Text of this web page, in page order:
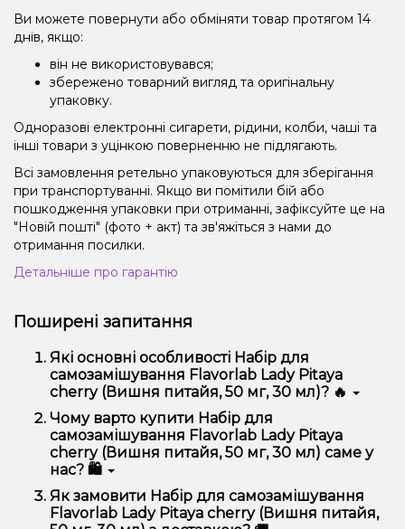
Ви можете повернути або обміняти товар протягом 14
днів, якщо:
він не використовувався;
збережено товарний вигляд та оригінальну
упаковку.
Одноразові електронні сигарети, рідини, колби, чаші та
інші товари з уцінкою поверненню не підлягають.
Всі замовлення ретельно упаковуються для зберігання
при транспортуванні. Якщо ви помітили бій або
пошкодження упаковки при отриманні, зафіксуйте це на
"Новій пошті" (фото + акт) та зв'яжіться з нами до
отримання посилки.
Детальніше про гарантію
Поширені запитання
Які основні особливості Набір для
самозамішування Flavorlab Lady Pitaya
cherry (Вишня питайя, 50 мг, 30 мл)? 🔥
Набір для самозамішування Flavorlab Lady Pitaya
cherry (Вишня питайя, 50 мг, 30 мл) відрізняється
високою якістю, зручністю використання та
надійністю.
Чому варто купити Набір для
самозамішування Flavorlab Lady Pitaya
cherry (Вишня питайя, 50 мг, 30 мл) саме у
нас? 🛍️
Ми пропонуємо тільки оригінальну продукцію,
широкий асортимент, вигідні ціни та швидку
доставку. Крім того, у нас регулярні акції та знижки
Як замовити Набір для самозамішування
Flavorlab Lady Pitaya cherry (Вишня питайя,